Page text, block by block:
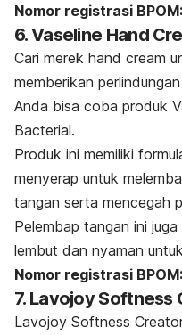
Nomor registrasi
6. Vaseline Hand
Cari merek hand cream
memberikan
Anda bisa coba produk
Bacterial.
Produk ini memiliki
menyerap untuk
tangan serta mencegah
Pelembap tangan ini
lembut dan nyaman
Nomor registrasi
7. Lavojoy Softness
Lavojoy Softness